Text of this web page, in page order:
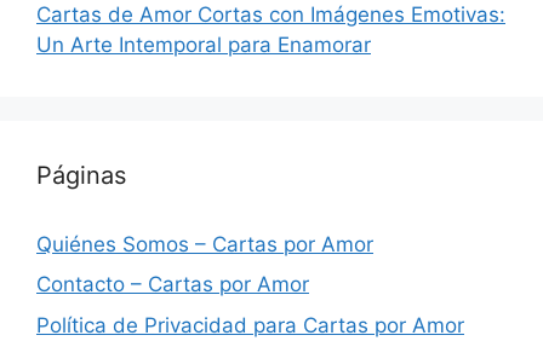
Cartas de Amor Cortas con Imágenes Emotivas:
Un Arte Intemporal para Enamorar
Páginas
Quiénes Somos – Cartas por Amor
Contacto – Cartas por Amor
Política de Privacidad para Cartas por Amor